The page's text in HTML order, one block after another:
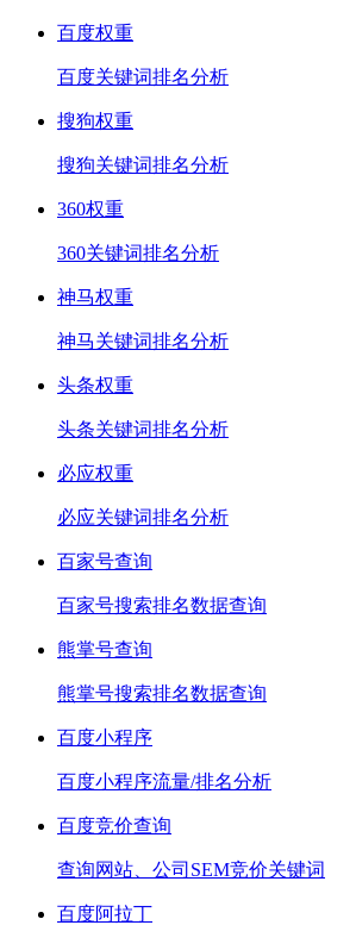
百度权重
百度关键词排名分析
搜狗权重
搜狗关键词排名分析
360权重
360关键词排名分析
神马权重
神马关键词排名分析
头条权重
头条关键词排名分析
必应权重
必应关键词排名分析
百家号查询
百家号搜索排名数据查询
熊掌号查询
熊掌号搜索排名数据查询
百度小程序
百度小程序流量/排名分析
百度竞价查询
查询网站、公司SEM竞价关键词
百度阿拉丁